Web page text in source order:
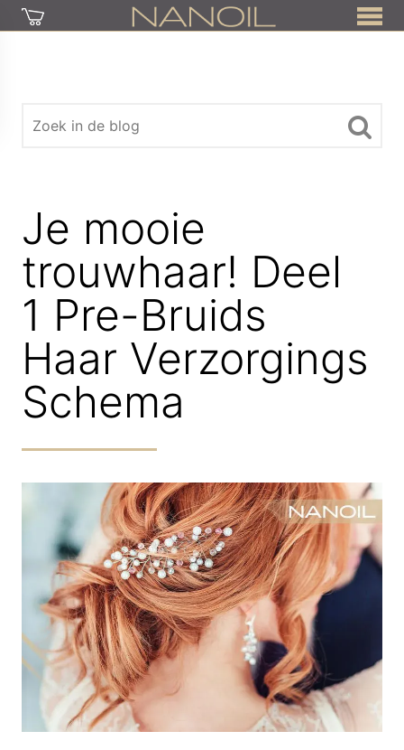
Je mooie
trouwhaar! Deel
1 Pre-Bruids
Haar Verzorgings
Schema